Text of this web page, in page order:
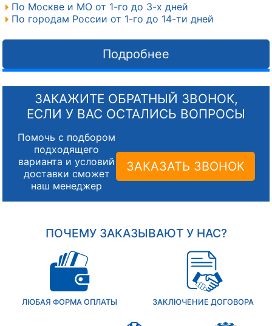
По Москве и МО от 1-го до 3-х дней
По городам России от 1-го до 14-ти дней
Подробнее
ЗАКАЖИТЕ ОБРАТНЫЙ ЗВОНОК,
ЕСЛИ У ВАС ОСТАЛИСЬ ВОПРОСЫ
Помочь с подбором
подходящего
варианта и условий
доставки сможет
наш менеджер
ЗАКАЗАТЬ ЗВОНОК
ПОЧЕМУ ЗАКАЗЫВАЮТ У НАС?
ЛЮБАЯ ФОРМА ОПЛАТЫ ЗАКЛЮЧЕНИЕ ДОГОВОРА